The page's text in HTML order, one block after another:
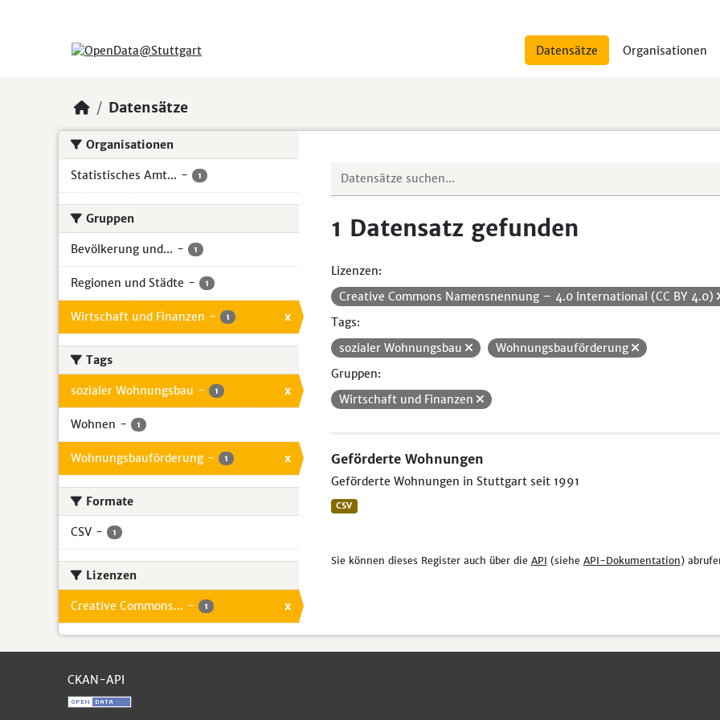
Datensätze Organisationen
Datensätze
Organisationen
Statistisches Amt... - 1
Gruppen
Bevölkerung und... - 1
Regionen und Städte - 1
Wirtschaft und Finanzen - 1 x
Tags
sozialer Wohnungsbau - 1 x
Wohnen - 1
Wohnungsbauförderung - 1 x
Formate
CSV - 1
Lizenzen
Creative Commons... - 1 x
1 Datensatz gefunden
Lizenzen:
Creative Commons Namensnennung – 4.0 International (CC BY 4.0)
Tags:
sozialer Wohnungsbau
Wohnungsbauförderung
Gruppen:
Wirtschaft und Finanzen
Geförderte Wohnungen
Geförderte Wohnungen in Stuttgart seit 1991
CSV
Sie können dieses Register auch über die API (siehe API-Dokumentation)
CKAN-API